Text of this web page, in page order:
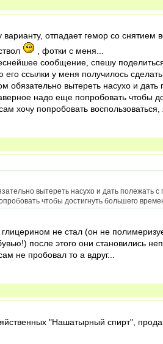
отпадает гемор со снятием
, фотки с меня...
сообщение, спешу
ссылки у меня получилось
вытереть насухо и дать
надо еще попробовать чтобы
хочу попробовать
вытереть насухо и дать полежать
чтобы достигнуть большего
не стал (он не
после этого они становились
не пробовал то а вдруг...
"Нашатырный спирт",